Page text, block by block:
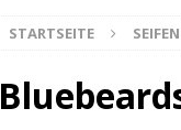
STARTSEITE